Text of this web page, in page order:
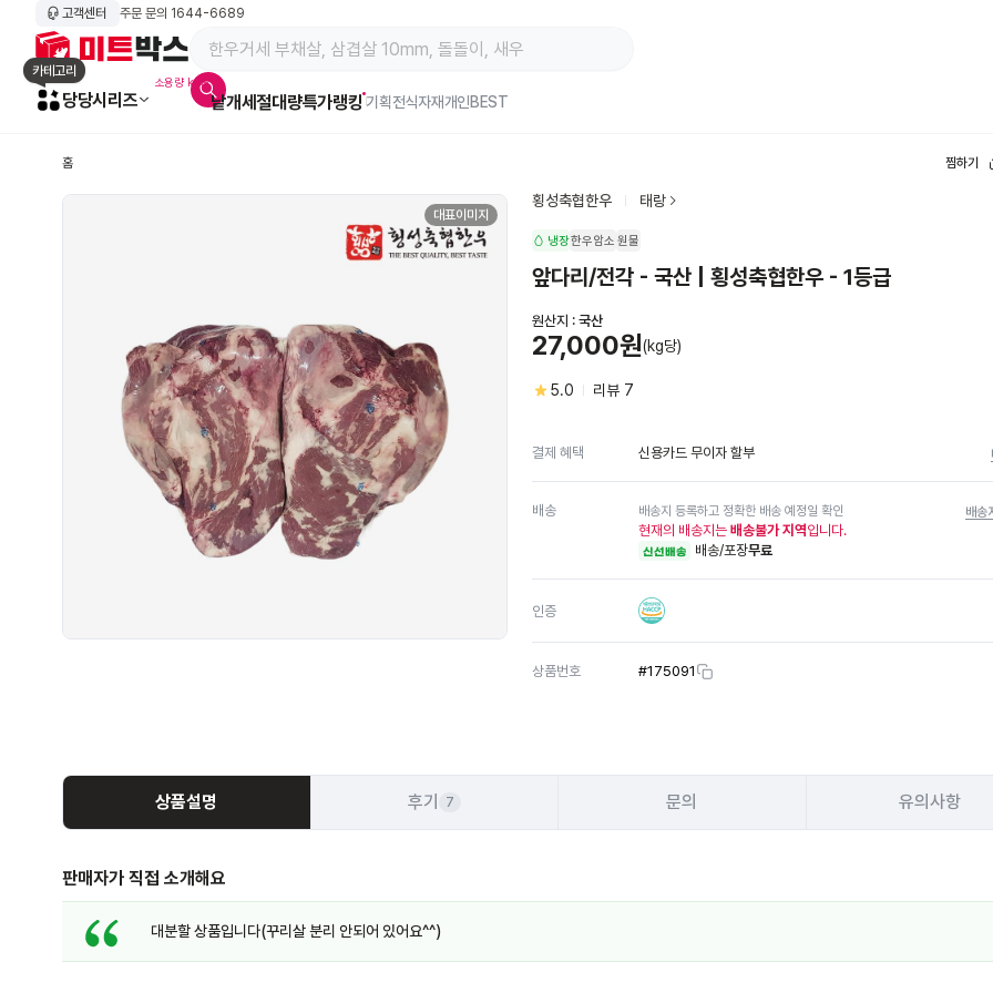
고객센터 주문 문의 1644-6689
메인 페이지 바로가기
카테고리
당당시리즈
소용량 kg육
낱개세절대량특가랭킹알람아이콘
기획전식자재개인BEST
홈 찜하기
대표이미지
횡성축협한우 태랑
냉장한우암소 원물
앞다리/전각 - 국산 | 횡성축협한우 - 1등급
원산지 : 국산
27,000원(kg당)
5.0 리뷰 7
결제 혜택 신용카드 무이자 할부
배송 배송지 등록하고 정확한 배송 예정일 확인 배송
현재의 배송지는 배송불가 지역입니다.
신선배송 배송/포장무료
인증
상품번호 #175091
상품설명 후기 7 문의 유의사항
판매자가 직접 소개해요
대분할 상품입니다(꾸리살 분리 안되어 있어요^^)